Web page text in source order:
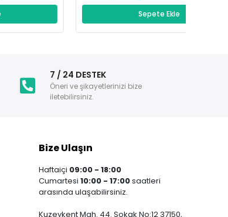
7 / 24 DESTEK
Öneri ve şikayetlerinizi bize
iletebilirsiniz.
Bize Ulaşın
Haftaiçi 09:00 - 18:00
Cumartesi 10:00 - 17:00saatleri
arasında ulaşabilirsiniz.
Kuzeykent Mah. 44. Sokak No:12 37150,